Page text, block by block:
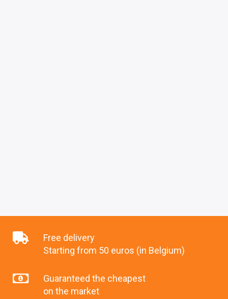
Free delivery
Starting from 50 euros (in Belgium)
Guaranteed the cheapest
on the market